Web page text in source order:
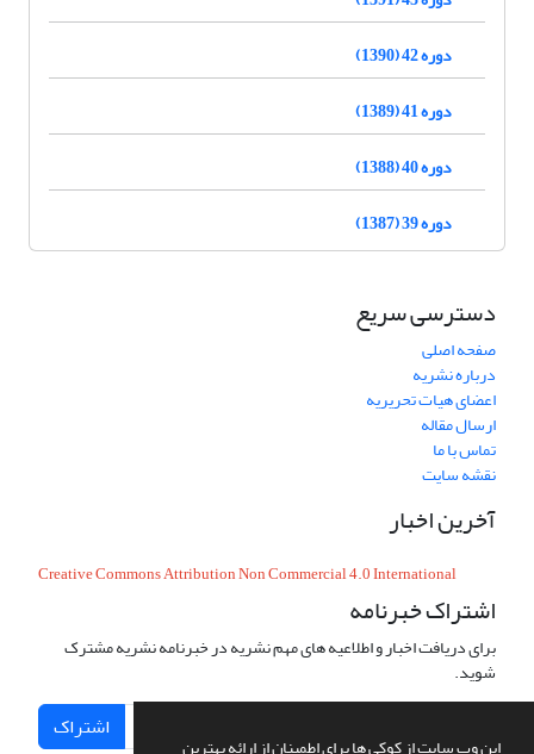
این وب سایت از کوکی ها برای اطمینان از ارائه بهترین
دوره 42 (1390)
دوره 41 (1389)
دوره 40 (1388)
دوره 39 (1387)
دسترسی سریع
صفحه اصلی
درباره نشریه
اعضای هیات تحریریه
ارسال مقاله
تماس با ما
نقشه سایت
آخرین اخبار
Creative Commons Attribution Non Commercial 4.0 International
اشتراک خبرنامه
برای دریافت اخبار و اطلاعیه های مهم نشریه در خبرنامه نشریه مشترک
شوید.
اشتراک